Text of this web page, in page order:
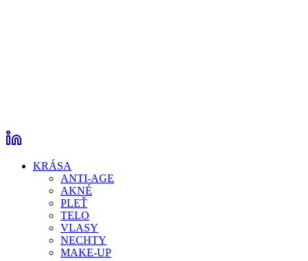
KRÁSA
ANTI-AGE
AKNÉ
PLEŤ
TELO
VLASY
NECHTY
MAKE-UP